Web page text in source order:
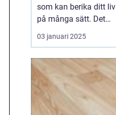
som kan berika ditt liv
på många sätt. Det
handlar om mer än att
bara hänga en tavla på
källa till inspirati...
03 januari 2025